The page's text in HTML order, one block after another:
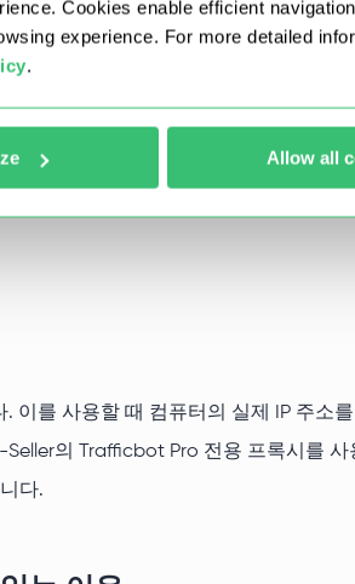
Cookies enable efficient
experience. For more detailed
.
Allow all
를 사용할 때 컴퓨터의 실제 IP 주소
의 Trafficbot Pro 전용 프록시를
다.